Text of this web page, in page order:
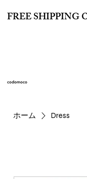
FREE SHIPPING
codomoco
ホーム Dress